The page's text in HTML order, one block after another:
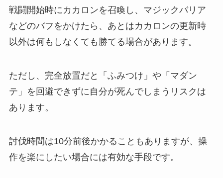
戦闘開始時にカカロンを召喚し、マジックバリア
などのバフをかけたら、あとはカカロンの更新時
以外は何もしなくても勝てる場合があります。
ただし、完全放置だと「ふみつけ」や「マダン
テ」を回避できずに自分が死んでしまうリスクは
あります。
討伐時間は10分前後かかることもありますが、操
作を楽にしたい場合には有効な手段です。